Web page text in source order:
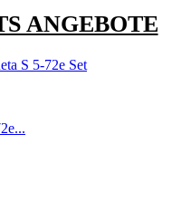
ANGEBOTE